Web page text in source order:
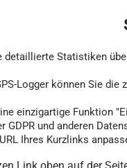
detaillierte Statistiken
Logger können Sie
einzigartige Funktion
GDPR und anderen
Ihres Kurzlinks